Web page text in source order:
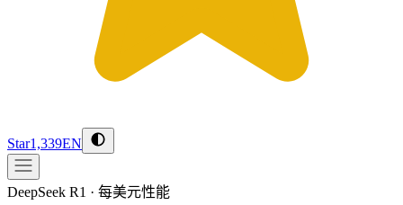
Star1,339EN
DeepSeek R1 · 每美元性能